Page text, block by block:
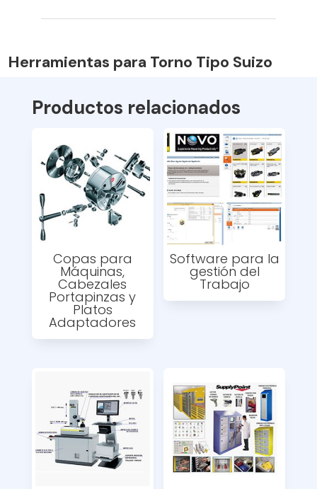
Herramientas para Torno Tipo Suizo
Productos relacionados
Copas para
Máquinas,
Cabezales
Portapinzas y
Platos
Adaptadores
Software para la
gestión del
Trabajo